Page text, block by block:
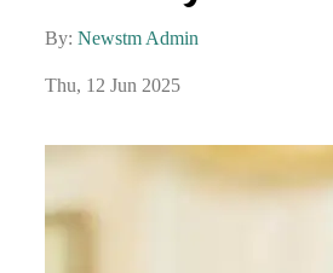
By: Newstm Admin
Thu, 12 Jun 2025